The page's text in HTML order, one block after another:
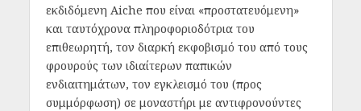
εκδιδόμενη Aiche που είναι «προστατευόμενη»
και ταυτόχρονα πληροφοριοδότρια του
επιθεωρητή, τον διαρκή εκφοβισμό του από τους
φρουρούς των ιδιαίτερων παπικών
ενδιαιτημάτων, τον εγκλεισμό του (προς
συμμόρφωση) σε μοναστήρι με αντιφρονούντες